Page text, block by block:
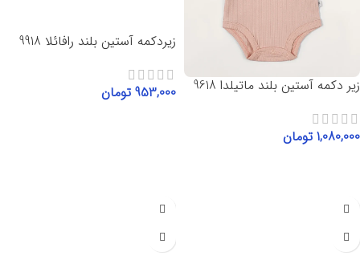
زیر دکمه آستین بلند ماتیلدا 9618
1,080,000 تومان
زیردکمه آستین بلند رافائلا 9918
953,000 تومان